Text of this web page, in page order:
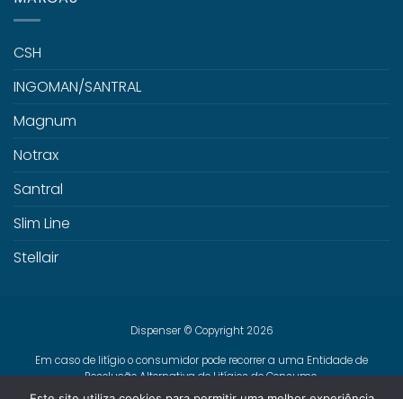
CSH
INGOMAN/SANTRAL
Magnum
Notrax
Santral
Slim Line
Stellair
Dispenser © Copyright 2026
Em caso de litígio o consumidor pode recorrer a uma Entidade de
Resolução Alternativa de Litígios de Consumo.
Centro de Arbitragem de Conflitos de Consumo de Lisboa